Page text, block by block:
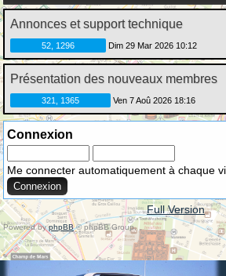
Annonces et support technique
52, 1296 Dim 29 Mar 2026 10:12
Présentation des nouveaux membres
321, 1365 Ven 7 Aoû 2026 18:16
Connexion
Me connecter automatiquement à chaque
Full Version
Powered byphpBB© phpBB Group.